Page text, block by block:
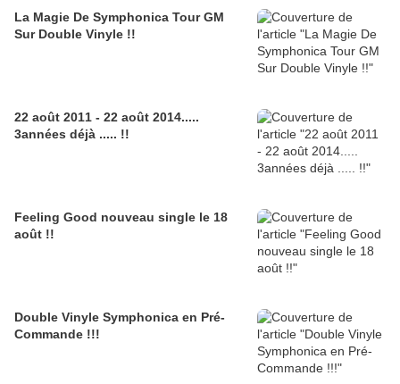
La Magie De Symphonica Tour GM
Sur Double Vinyle !!
22 août 2011 - 22 août 2014.....
3années déjà ..... !!
Feeling Good nouveau single le 18
août !!
Double Vinyle Symphonica en Pré-
Commande !!!